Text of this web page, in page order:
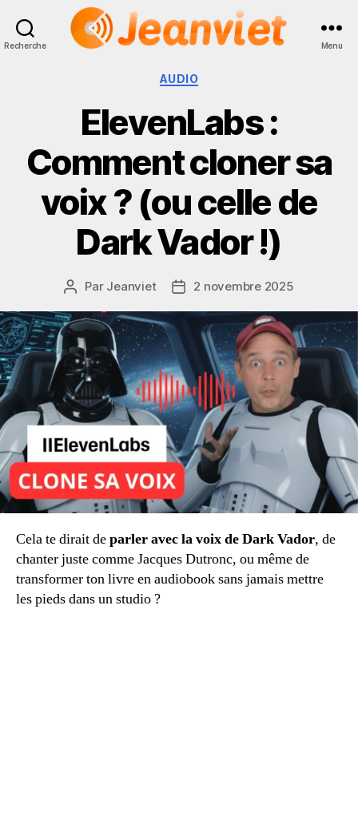
Recherche Menu
Catégories
AUDIO
ElevenLabs :
Comment cloner sa
voix ? (ou celle de
Dark Vador !)
Auteur
l’article
Par Jeanviet
Date
l’article
2 novembre 2025
Cela te dirait deparler avec la voix de Dark Vador, de
chanter juste comme Jacques Dutronc, ou même de
transformer ton livre en audiobook sans jamais mettre
les pieds dans un studio ?